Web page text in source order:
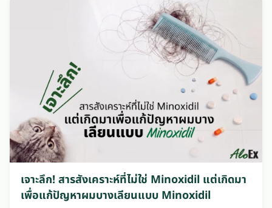
เจาะลึก! สารสังเคราะห์ที่ไม่ใช่ Minoxidil แต่เกิดมา
เพื่อแก้ปัญหาผมบางเลียนแบบ Minoxidil